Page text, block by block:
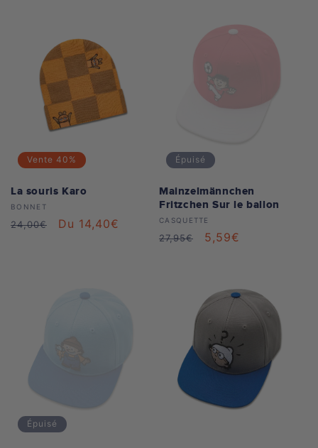
Vente 40%
La souris Karo
Distributeur :
BONNET
Prix
24,00€
Prix
Du 14,40€
Épuisé
Mainzelmännchen
Fritzchen Sur le ballon
Distributeur :
CASQUETTE
Prix
27,95€
Prix
5,59€
Épuisé